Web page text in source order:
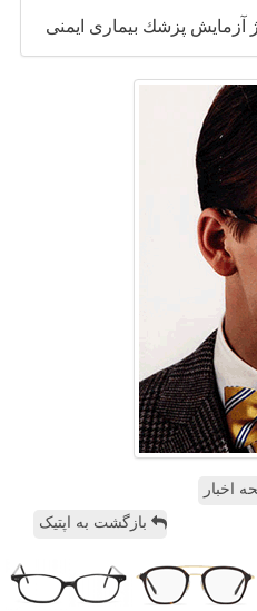
آزمایش پزشك بیماری ایمنی
اخبار
بازگشت به اپتیک